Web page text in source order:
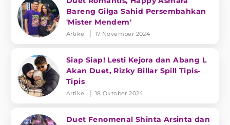
Bareng Gilga Sahid Persembahkan
'Mister Mendem'
Artikel 17 November 2024
Siap Siap! Lesti Kejora dan Abang L
Akan Duet, Rizky Billar Spill Tipis-
Tipis
Artikel 18 Oktober 2024
Duet Fenomenal Shinta Arsinta dan